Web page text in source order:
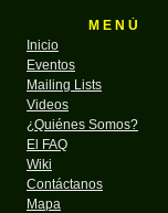
M E N Ú
Inicio
Eventos
Mailing Lists
Videos
¿Quiénes Somos?
El FAQ
Wiki
Contáctanos
Mapa